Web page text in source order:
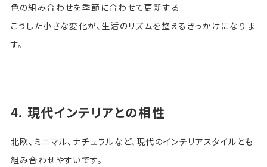
色の組み合わせを季節に合わせて更新する
こうした小さな変化が、生活のリズムを整えるきっかけになりま
す。
4. 現代インテリアとの相性
北欧、ミニマル、ナチュラルなど、現代のインテリアスタイルとも
組み合わせやすいです。